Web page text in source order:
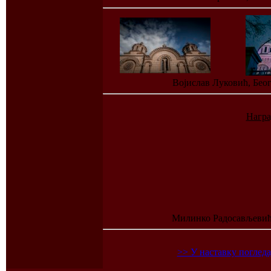
Војислав Луковић,
Милинко
>> У наставку